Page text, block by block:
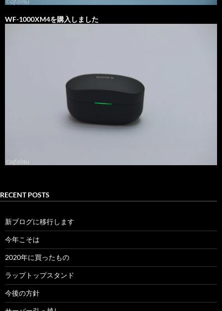
WF-1000XM4を購入しました
RECENT POSTS
新ブログに移行します
今年こそは
2020年に買ったもの
ラップトップスタンド
今後の方針